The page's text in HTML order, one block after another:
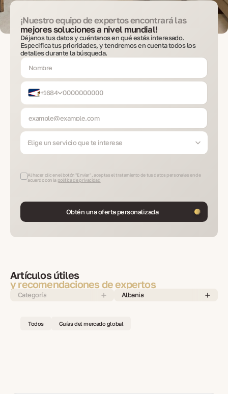
¡Nuestro equipo de expertos encontrará las
mejores soluciones a nivel mundial!
Déjanos tus datos y cuéntanos en qué estás interesado.
Especifica tus prioridades, y tendremos en cuenta todos los
detalles durante la búsqueda.
+1684
Elige un servicio que te interese
Al hacer clic en el botón "Enviar", aceptas el tratamiento de tus datos personales en de
acuerdo con la política de privacidad
Obtén una oferta personalizada
Artículos útiles
y recomendaciones de expertos
Categoría Albania
Todos Guías del mercado global